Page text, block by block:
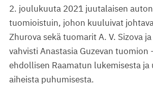
2. joulukuuta 2021 juutalaisen
tuomioistuin, johon kuuluivat
Zhurova sekä tuomarit A. V. Sizova ja
vahvisti Anastasia Guzevan tuomion
ehdollisen Raamatun lukemisesta
aiheista puhumisesta.